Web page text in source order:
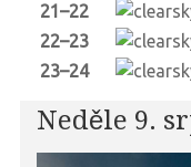
21–22
22–23
23–24
Neděle 9.